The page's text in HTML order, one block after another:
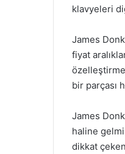
klavyeleri
James
fiyat
bir parçası
James
haline
dikkat